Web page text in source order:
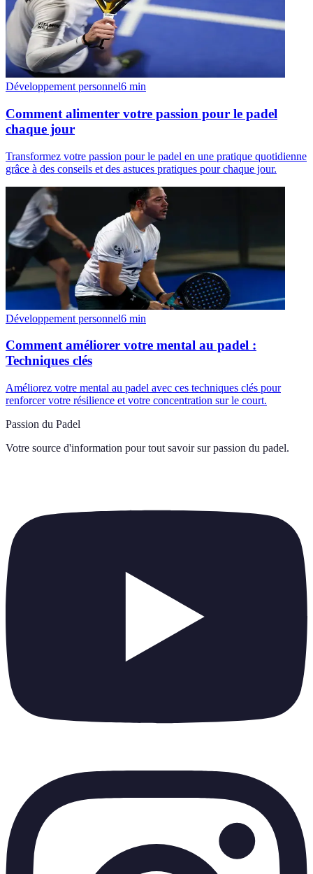
Développement personnel6 min
Comment alimenter votre passion pour le padel
chaque jour
Transformez votre passion pour le padel en une pratique quotidienne
grâce à des conseils et des astuces pratiques pour chaque jour.
Développement personnel6 min
Comment améliorer votre mental au padel :
Techniques clés
Améliorez votre mental au padel avec ces techniques clés pour
renforcer votre résilience et votre concentration sur le court.
Passion du Padel
Votre source d'information pour tout savoir sur passion du padel.